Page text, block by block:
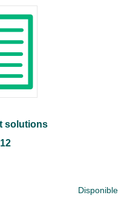
solutions
Disponible